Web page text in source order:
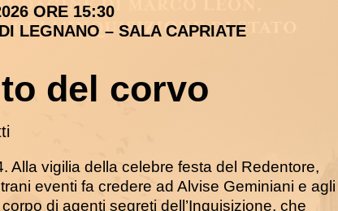
ORE 15:30
LEGNANO – SALA CAPRIATE
del corvo
Alla vigilia della celebre festa del Redentore,
eventi fa credere ad Alvise Geminiani e agli
di agenti segreti dell’Inquisizione, che